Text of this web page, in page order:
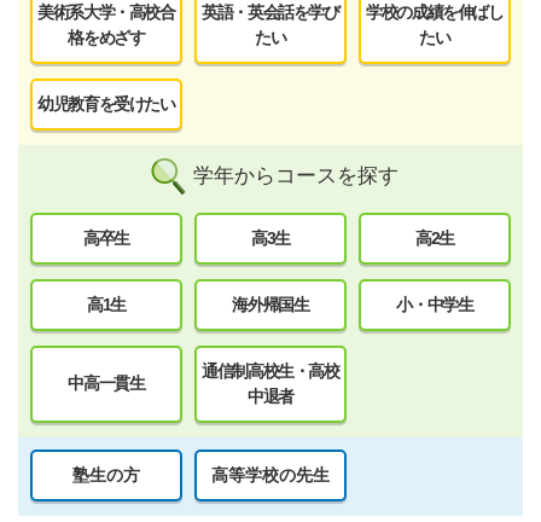
美術系大学・高校合
格をめざす
英語・英会話を学び
たい
学校の成績を伸ばし
たい
幼児教育を受けたい
学年からコースを探す
高卒生 高3生 高2生
高1生 海外帰国生 小・中学生
中高一貫生
通信制高校生・高校
中退者
塾生の方 高等学校の先生